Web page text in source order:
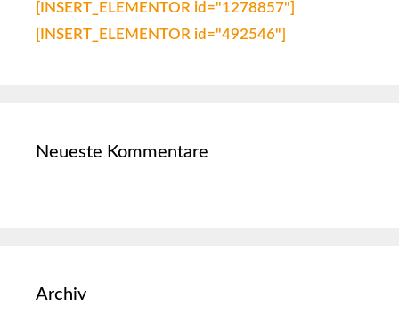
[INSERT_ELEMENTOR id="1278857"]
[INSERT_ELEMENTOR id="492546"]
Neueste Kommentare
Archiv